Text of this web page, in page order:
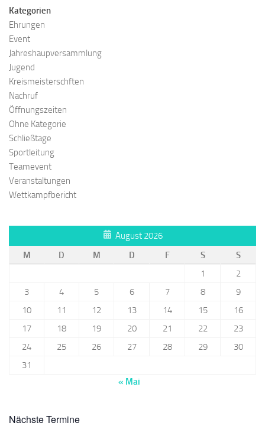
Kategorien
Ehrungen
Event
Jahreshaupversammlung
Jugend
Kreismeisterschften
Nachruf
Öffnungszeiten
Ohne Kategorie
Schließtage
Sportleitung
Teamevent
Veranstaltungen
Wettkampfbericht
August 2026
M
D M D F S
S
1
2
3
4 5 6 7 8
9
10
11 12 13 14 15
16
17
18 19 20 21 22
23
24
25 26 27 28 29
30
31
« Mai
Nächste Termine